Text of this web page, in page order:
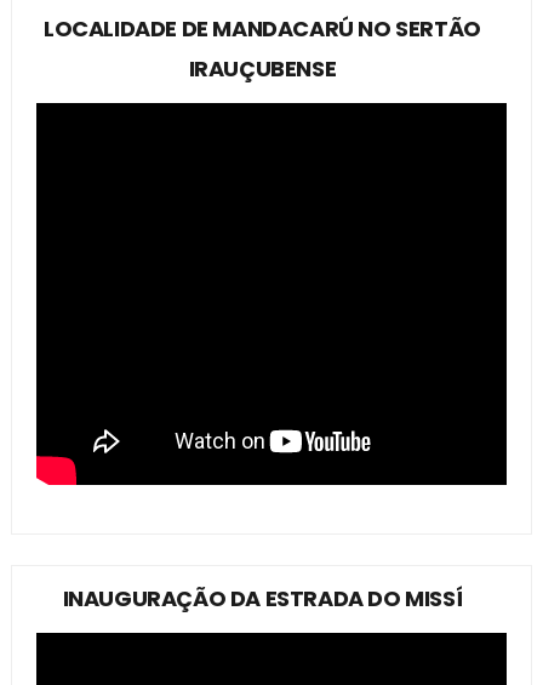
LOCALIDADE DE MANDACARÚ NO SERTÃO
IRAUÇUBENSE
INAUGURAÇÃO DA ESTRADA DO MISSÍ